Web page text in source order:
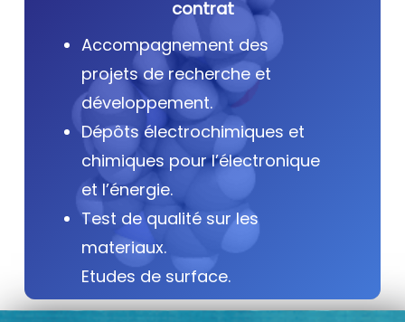
contrat
Accompagnement des
projets de recherche et
développement.
Dépôts électrochimiques et
chimiques pour l’électronique
et l’énergie.
Test de qualité sur les
materiaux.
Etudes de surface.